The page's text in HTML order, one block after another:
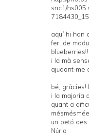
snc1/
aquí hi han
fer, de
blueberries!!
i la mà
ajudant-me
bé, gràcies!
i la majoria
quant a
un petó des
Núria